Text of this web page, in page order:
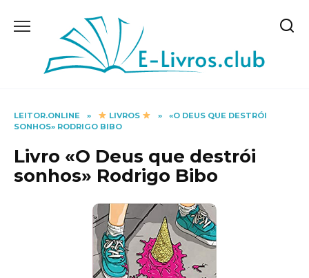
LEITOR.ONLINE » LIVROS »
«O DEUS QUE DESTRÓI
SONHOS» RODRIGO BIBO
Livro «O Deus que destrói
sonhos» Rodrigo Bibo